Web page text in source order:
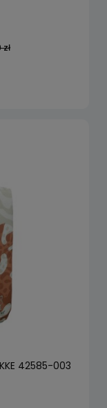
42585-003